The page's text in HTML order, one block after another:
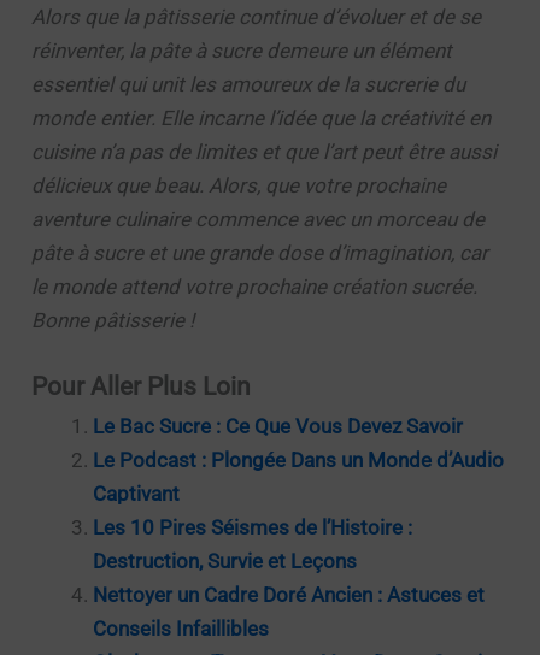
Alors que la pâtisserie continue d’évoluer et de se
réinventer, la pâte à sucre demeure un élément
essentiel qui unit les amoureux de la sucrerie du
monde entier. Elle incarne l’idée que la créativité en
cuisine n’a pas de limites et que l’art peut être aussi
délicieux que beau. Alors, que votre prochaine
aventure culinaire commence avec un morceau de
pâte à sucre et une grande dose d’imagination, car
le monde attend votre prochaine création sucrée.
Bonne pâtisserie !
Pour Aller Plus Loin
Le Bac Sucre : Ce Que Vous Devez Savoir
Le Podcast : Plongée Dans un Monde d’Audio
Captivant
Les 10 Pires Séismes de l’Histoire :
Destruction, Survie et Leçons
Nettoyer un Cadre Doré Ancien : Astuces et
Conseils Infaillibles